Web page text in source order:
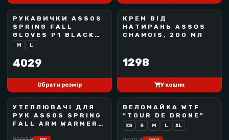
дистанціях
Лямки rollBar стабілізують памперс під час
підйомів, спринтів і поворотів
зоні талії
Силіконові вставки PILtec Plug-In на штанинах
для надійної фіксації
Швидковисихаючий матеріал із високою
ASSOS
BEST SELLER
РУКАВИЧКИ ASSOS
SPRING FALL
GLOVES P1 BLACK
SERIES
M L
4029
Обрати розмір
ASSOS
BEST SELLER
КРЕМ ВІД
НАТИРАНЬ ASSOS
CHAMOIS, 200 МЛ
1298
У кошик
ASSOS
BEST SELLER
УТЕПЛЮВАЧІ ДЛЯ
РУК ASSOS SPRING
FALL ARM WARMERS
WTF
BEST SELLER
ВЕЛОМАЙКА WTF
“TOUR DE DRONE”
XS S M L XL